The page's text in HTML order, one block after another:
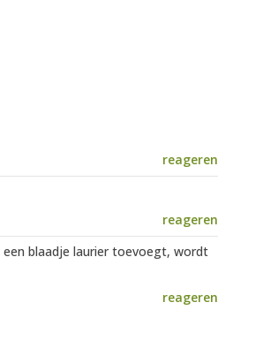
reageren
reageren
blaadje laurier toevoegt, wordt
reageren